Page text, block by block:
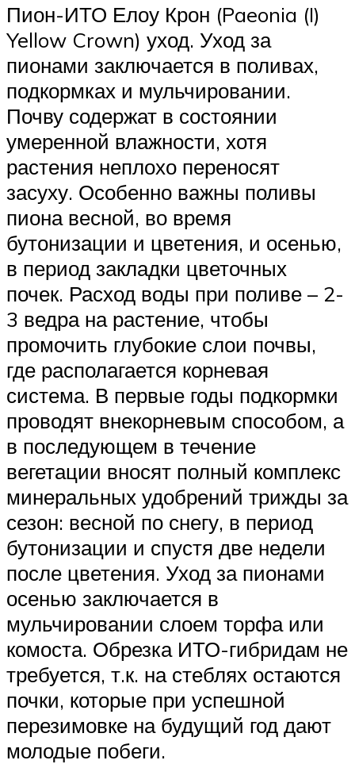
Пион-ИТО Елоу Крон (Paeonia (I)
Yellow Crown) уход. Уход за
пионами заключается в поливах,
подкормках и мульчировании.
Почву содержат в состоянии
умеренной влажности, хотя
растения неплохо переносят
засуху. Особенно важны поливы
пиона весной, во время
бутонизации и цветения, и осенью,
в период закладки цветочных
почек. Расход воды при поливе – 2-
3 ведра на растение, чтобы
промочить глубокие слои почвы,
где располагается корневая
система. В первые годы подкормки
проводят внекорневым способом, а
в последующем в течение
вегетации вносят полный комплекс
минеральных удобрений трижды за
сезон: весной по снегу, в период
бутонизации и спустя две недели
после цветения. Уход за пионами
осенью заключается в
мульчировании слоем торфа или
комоста. Обрезка ИТО-гибридам не
требуется, т.к. на стеблях остаются
почки, которые при успешной
перезимовке на будущий год дают
молодые побеги.